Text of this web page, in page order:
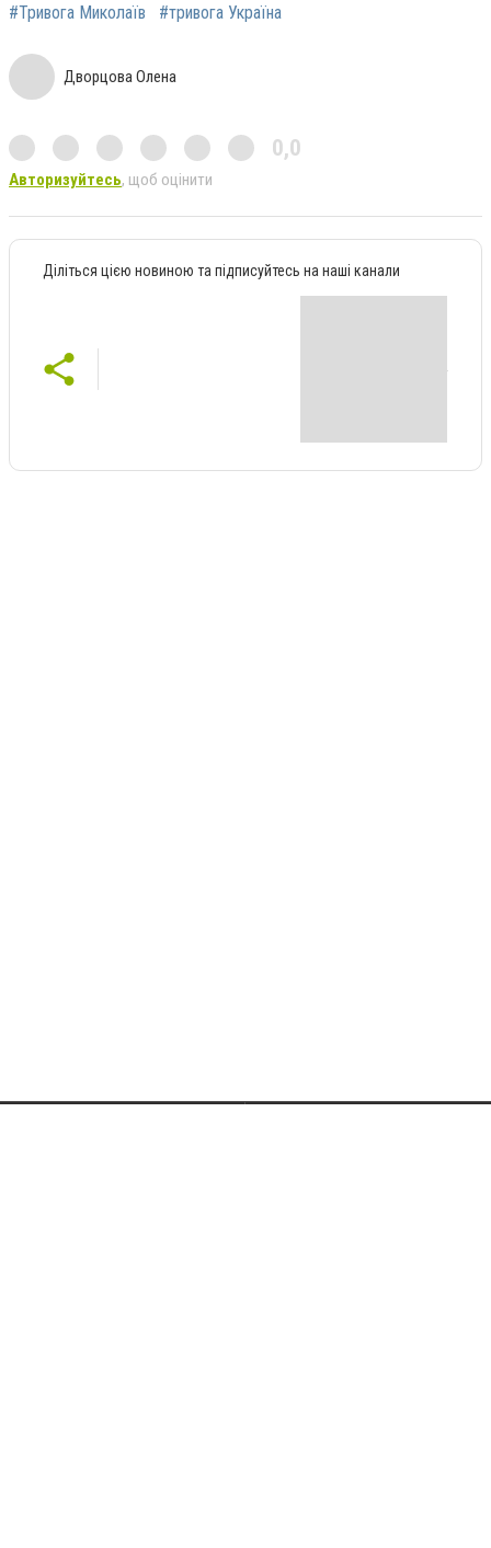
#Тривога Миколаїв #тривога Україна
Дворцова Олена
0,0
Авторизуйтесь, щоб оцінити
Діліться цією новиною та підписуйтесь на наші канали